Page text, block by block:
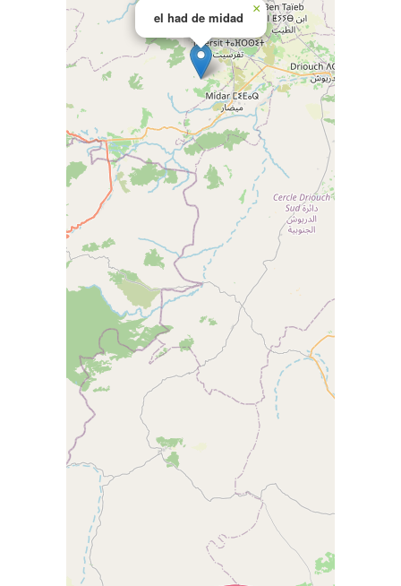
el had de midad
×